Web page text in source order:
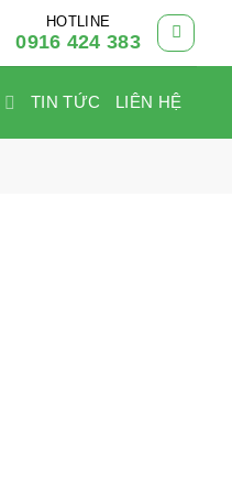
HOTLINE
0916 424 383
TIN TỨC LIÊN HỆ